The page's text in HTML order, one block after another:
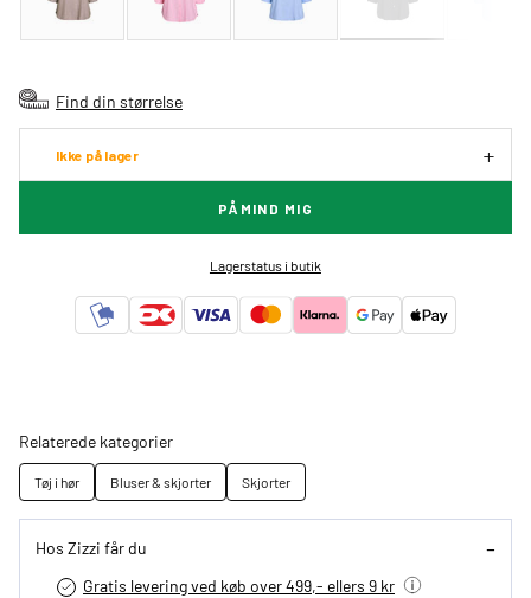
Find din størrelse
Ikke på lager
PÅMIND MIG
Lagerstatus i butik
Relaterede kategorier
Tøj i hør Bluser & skjorter Skjorter
Hos Zizzi får du
Gratis levering ved køb over 499,- ellers 9 kr